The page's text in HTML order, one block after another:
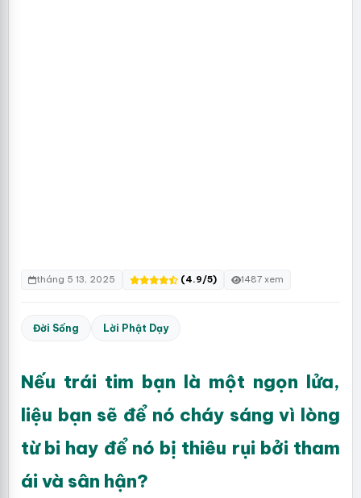
tháng 5 13, 2025 (4.9/5) 1487 xem
Đời Sống Lời Phật Dạy
Nếu trái tim bạn là một ngọn lửa,
liệu bạn sẽ để nó cháy sáng vì lòng
từ bi hay để nó bị thiêu rụi bởi tham
ái và sân hận?